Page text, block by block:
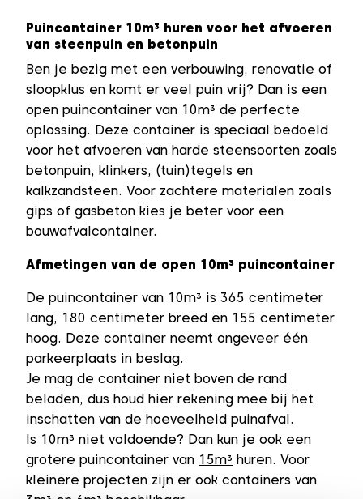
Puincontainer 10m³ huren voor het afvoeren
van steenpuin en betonpuin
Ben je bezig met een verbouwing, renovatie of
sloopklus en komt er veel puin vrij? Dan is een
open puincontainer van 10m³ de perfecte
oplossing. Deze container is speciaal bedoeld
voor het afvoeren van harde steensoorten zoals
betonpuin, klinkers, (tuin)tegels en
kalkzandsteen. Voor zachtere materialen zoals
gips of gasbeton kies je beter voor een
bouwafvalcontainer.
Afmetingen van de open 10m³ puincontainer
De puincontainer van 10m³ is 365 centimeter
lang, 180 centimeter breed en 155 centimeter
hoog. Deze container neemt ongeveer één
parkeerplaats in beslag.
Je mag de container niet boven de rand
beladen, dus houd hier rekening mee bij het
inschatten van de hoeveelheid puinafval.
Is 10m³ niet voldoende? Dan kun je ook een
grotere puincontainer van 15m³ huren. Voor
kleinere projecten zijn er ook containers van